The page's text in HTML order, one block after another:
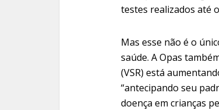
testes realizados até
Mas esse não é o
saúde. A Opas
(VSR) está
“antecipando seu
doença em crianças